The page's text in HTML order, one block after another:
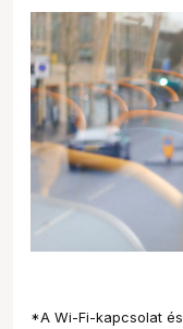
*A Wi-Fi-kapcsolat